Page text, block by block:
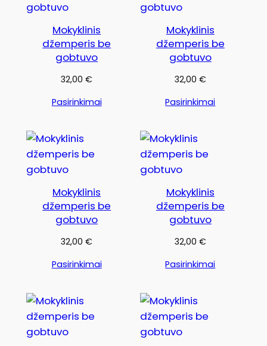
Mokyklinis
džemperis be
gobtuvo
32,00€
Pasirinkimai
Mokyklinis
džemperis be
gobtuvo
32,00 €
Pasirinkimai
Mokyklinis
džemperis be
gobtuvo
32,00€
Pasirinkimai
Mokyklinis
džemperis be
gobtuvo
32,00 €
Pasirinkimai